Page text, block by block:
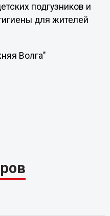
подгузников и
для жителей
Волга"